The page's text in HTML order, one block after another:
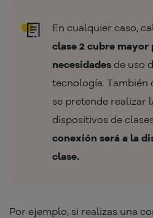
En cualquier caso,
clase 2 cubre mayor
necesidades de uso
tecnología. También
se pretende realizar
dispositivos de
conexión será a la
clase.
Por ejemplo, si realizas una